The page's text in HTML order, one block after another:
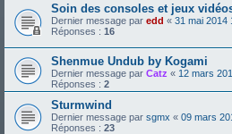
Soin des consoles et jeux
Dernier message par edd « 31 mai 2014
Réponses : 16
Shenmue Undub by Kogami
Dernier message par Catz « 12 mars
Réponses : 2
Sturmwind
Dernier message par sgmx « 09 mars
Réponses : 23